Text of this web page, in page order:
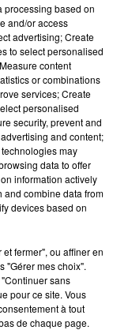
processing based on
and/or access
advertising; Create
to select personalised
content
or combinations
services; Create
personalised
security, prevent and
and content;
may
data to offer
information actively
and combine data from
devices based on
fermer", ou affiner en
"Gérer mes choix".
sans
pour ce site. Vous
à tout
de chaque page.